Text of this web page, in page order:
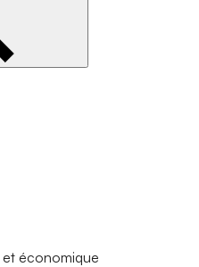
et économique